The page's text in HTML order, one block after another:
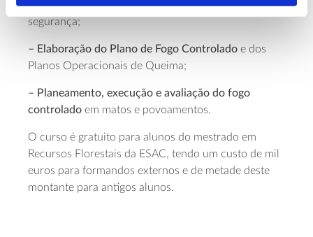
abordando técnicas de ignição ou protocolos de
segurança;
– Elaboração do Plano de Fogo Controlado e dos
Planos Operacionais de Queima;
– Planeamento, execução e avaliação do fogo
controlado em matos e povoamentos.
O curso é gratuito para alunos do mestrado em
Recursos Florestais da ESAC, tendo um custo de mil
euros para formandos externos e de metade deste
montante para antigos alunos.